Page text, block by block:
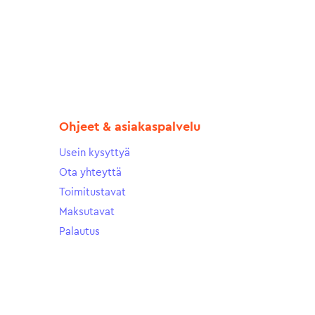
Ohjeet & asiakaspalvelu
Usein kysyttyä
Ota yhteyttä
Toimitustavat
Maksutavat
Palautus